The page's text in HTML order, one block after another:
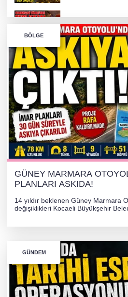
Bursa’da Orhangazi
İHRACAT REKORU
KARŞILIĞI NEREDE?
TONAMİ
GÜNEY MARMARA
PLANLARI ASKIDA!
BÖLGE
GÜNEY MARMARA
PLANLARI ASKIDA!
14 yıldır beklenen Güney Marmara
değişiklikleri Kocaeli Büyükşehir
GÜNDEM